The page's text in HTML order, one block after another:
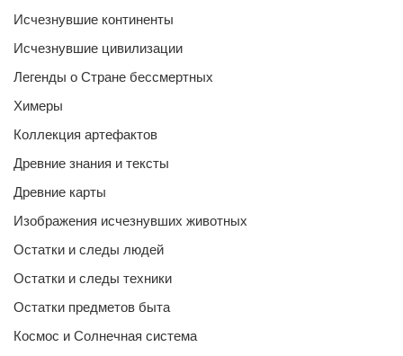
Исчезнувшие континенты
Исчезнувшие цивилизации
Легенды о Стране бессмертных
Химеры
Коллекция артефактов
Древние знания и тексты
Древние карты
Изображения исчезнувших животных
Остатки и следы людей
Остатки и следы техники
Остатки предметов быта
Космос и Солнечная система